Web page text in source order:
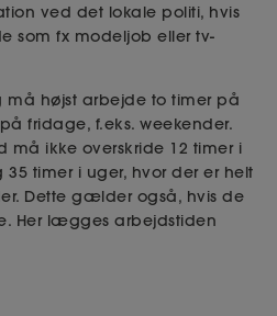
ved det lokale politi, hvis
som fx modeljob eller tv-
må højst arbejde to timer på
fridage, f.eks. weekender.
må ikke overskride 12 timer i
timer i uger, hvor der er helt
Dette gælder også, hvis de
Her lægges arbejdstiden